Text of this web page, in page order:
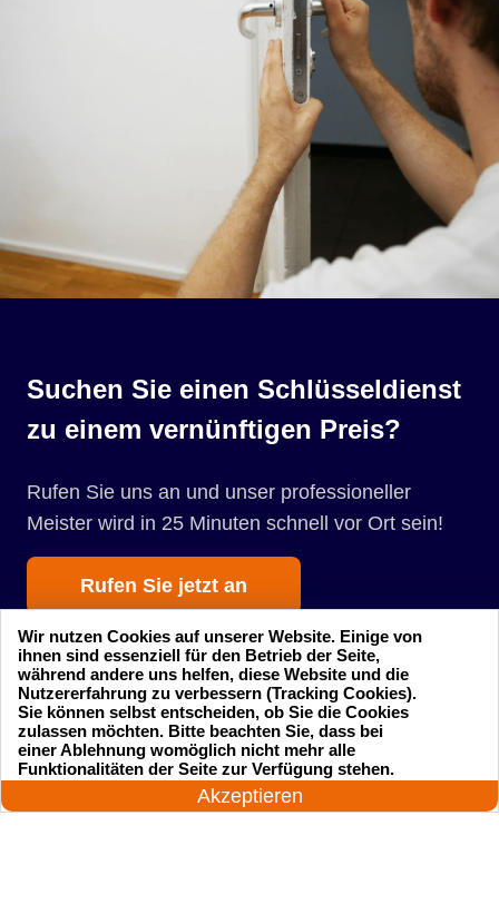
Suchen Sie einen Schlüsseldienst
zu einem vernünftigen Preis?
Rufen Sie uns an und unser professioneller
Meister wird in 25 Minuten schnell vor Ort sein!
Rufen Sie jetzt an
Startseite Einsatzgebiete
Preise
24 Stunden am Tag
Akzeptieren
Wir nutzen Cookies auf unserer Website. Einige von
ihnen sind essenziell für den Betrieb der Seite,
während andere uns helfen, diese Website und die
Nutzererfahrung zu verbessern (Tracking Cookies).
Sie können selbst entscheiden, ob Sie die Cookies
zulassen möchten. Bitte beachten Sie, dass bei
einer Ablehnung womöglich nicht mehr alle
Funktionalitäten der Seite zur Verfügung stehen.